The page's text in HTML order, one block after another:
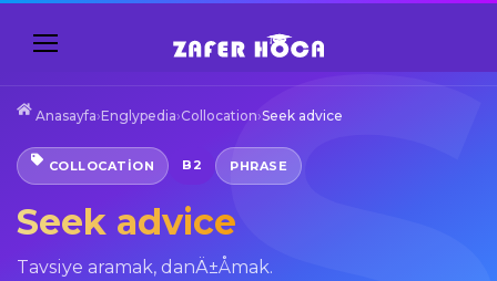
Anasayfa›Englypedia›Collocation›Seek advice
COLLOCATION B2 PHRASE
Seek advice
Tavsiye aramak, danÄ±Åmak.